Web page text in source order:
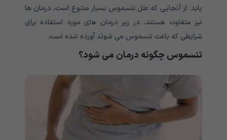
یابد. از آنجایی که علل تنسموس بسیار متنوع است، درمان ها
نیز متفاوت هستند. در زیر درمان های مورد استفاده برای
شرایطی که باعث تنسموس می شوند آورده شده است.
تنسموس چگونه درمان می شود؟